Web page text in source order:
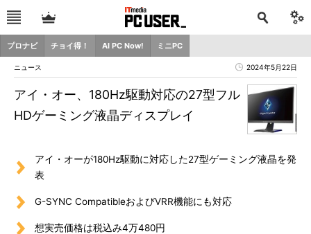
プロナビ チョイ得！ AI PC Now! ミニPC
ニュース 2024年5月22日
アイ・オー、180Hz駆動対応の27型フル
HDゲーミング液晶ディスプレイ
アイ・オーが180Hz駆動に対応した27型ゲーミング液晶を発
表
G-SYNC CompatibleおよびVRR機能にも対応
想実売価格は税込み4万480円